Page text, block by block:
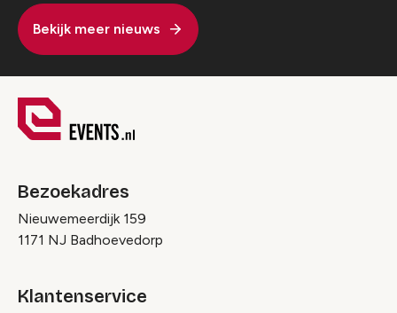
Bekijk meer nieuws
Bezoekadres
Nieuwemeerdijk 159
1171 NJ Badhoevedorp
Klantenservice